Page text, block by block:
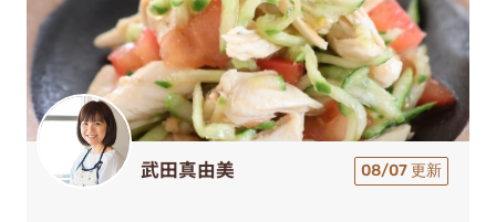
武田真由美 08/07 更新